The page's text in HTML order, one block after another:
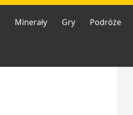
Minerały Gry Podróże